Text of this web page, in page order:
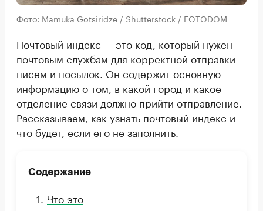
Фото: Mamuka Gotsiridze / Shutterstock / FOTODOM
Почтовый индекс — это код, который нужен
почтовым службам для корректной отправки
писем и посылок. Он содержит основную
информацию о том, в какой город и какое
отделение связи должно прийти отправление.
Рассказываем, как узнать почтовый индекс и
что будет, если его не заполнить.
Содержание
Что это